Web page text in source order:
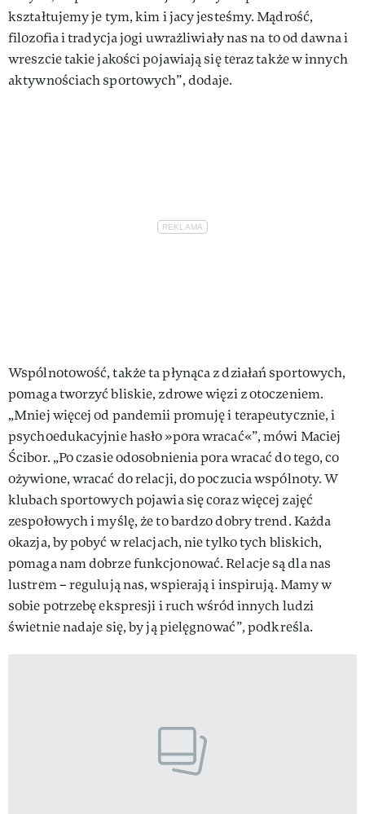
kształtujemy je tym, kim i jacy jesteśmy. Mądrość,
filozofia i tradycja jogi uwrażliwiały nas na to od dawna i
wreszcie takie jakości pojawiają się teraz także w innych
aktywnościach sportowych”, dodaje.
Wspólnotowość, także ta płynąca z działań sportowych,
pomaga tworzyć bliskie, zdrowe więzi z otoczeniem.
„Mniej więcej od pandemii promuję i terapeutycznie, i
psychoedukacyjnie hasło »pora wracać«”, mówi Maciej
Ścibor. „Po czasie odosobnienia pora wracać do tego, co
ożywione, wracać do relacji, do poczucia wspólnoty. W
klubach sportowych pojawia się coraz więcej zajęć
zespołowych i myślę, że to bardzo dobry trend. Każda
okazja, by pobyć w relacjach, nie tylko tych bliskich,
pomaga nam dobrze funkcjonować. Relacje są dla nas
lustrem – regulują nas, wspierają i inspirują. Mamy w
sobie potrzebę ekspresji i ruch wśród innych ludzi
świetnie nadaje się, by ją pielęgnować”, podkreśla.